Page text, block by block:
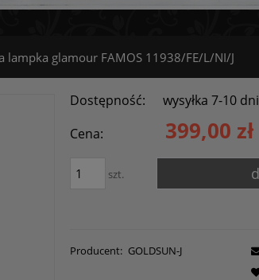
lampka glamour FAMOS 11938/FE/L/NI/J
Dostępność:
wysyłka 7-10
Cena:
399,00 zł
szt.
Producent: GOLDSUN-J